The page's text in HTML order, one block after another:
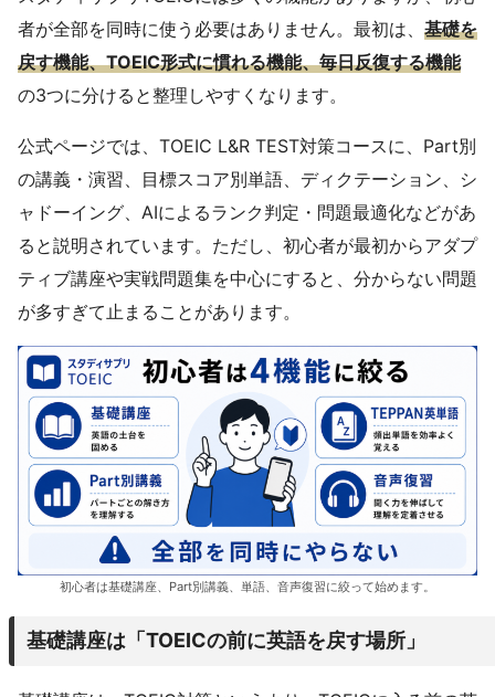
者が全部を同時に使う必要はありません。最初は、 基礎を
戻す機能、TOEIC形式に慣れる機能、毎日反復する機能
の3つに分けると整理しやすくなります。
公式ページでは、TOEIC L&R TEST対策コースに、Part別
の講義・演習、目標スコア別単語、ディクテーション、シ
ャドーイング、AIによるランク判定・問題最適化などがあ
ると説明されています。ただし、初心者が最初からアダプ
ティブ講座や実戦問題集を中心にすると、分からない問題
が多すぎて止まることがあります。
初心者は基礎講座、Part別講義、単語、音声復習に絞って始めます。
基礎講座は「TOEICの前に英語を戻す場所」